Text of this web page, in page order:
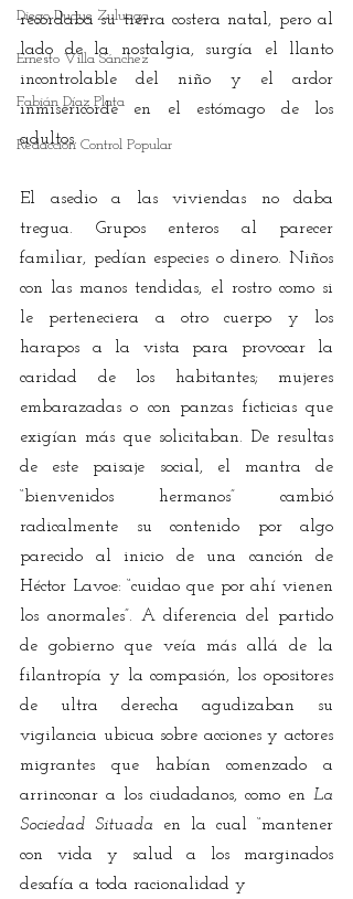
Diego Duque Zuluaga
Ernesto Villa Sánchez
Fabián Díaz Plata
Redacción Control Popular
recordaba su tierra costera natal, pero al
lado de la nostalgia, surgía el llanto
incontrolable del niño y el ardor
inmisericorde en el estómago de los
adultos.
El asedio a las viviendas no daba
tregua. Grupos enteros al parecer
familiar, pedían especies o dinero. Niños
con las manos tendidas, el rostro como si
le perteneciera a otro cuerpo y los
harapos a la vista para provocar la
caridad de los habitantes; mujeres
embarazadas o con panzas ficticias que
exigían más que solicitaban. De resultas
de este paisaje social, el mantra de
“bienvenidos hermanos” cambió
radicalmente su contenido por algo
parecido al inicio de una canción de
Héctor Lavoe: “cuidao que por ahí vienen
los anormales”. A diferencia del partido
de gobierno que veía más allá de la
filantropía y la compasión, los opositores
de ultra derecha agudizaban su
vigilancia ubicua sobre acciones y actores
migrantes que habían comenzado a
arrinconar a los ciudadanos, como en La
Sociedad Situada en la cual “mantener
con vida y salud a los marginados
desafía a toda racionalidad y